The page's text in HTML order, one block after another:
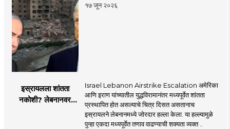
१७ जून २०२६
इस्रायलला शांतता
नकोशी? लेबनानवर
Israel Lebanon Airstrike Escalation अमेरिका
आणि इराण यांच्यातील युद्धविरामानंतर मध्यपूर्वेत शांतता
प्रस्थापित होत असल्याचे चित्र दिसत असतानाच
इस्रायलने लेबनानमध्ये जोरदार हल्ला केला. या हल्ल्यामुळे
पुन्हा एकदा मध्यपूर्वेत तणाव वाढण्याची शक्यता व्यक्त ..